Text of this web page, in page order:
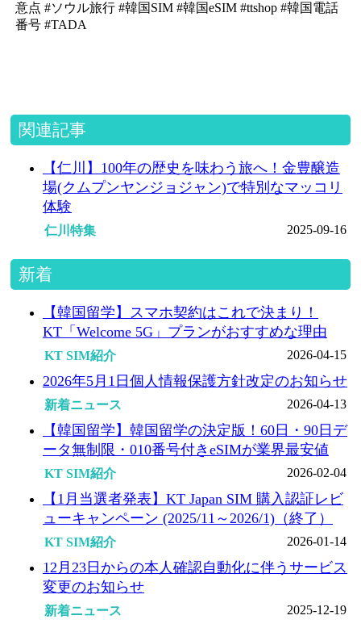
意点 #ソウル旅行 #韓国SIM #韓国eSIM #ttshop #韓国電話
番号 #TADA
関連記事
【仁川】100年の歴史を味わう旅へ！金豊醸造
場(クムプンヤンジョジャン)で特別なマッコリ
体験
仁川特集 2025-09-16
新着
【韓国留学】スマホ契約はこれで決まり！
KT「Welcome 5G」プランがおすすめな理由
KT SIM紹介 2026-04-15
2026年5月1日個人情報保護方針改定のお知らせ
新着ニュース 2026-04-13
【韓国留学】韓国留学の決定版！60日・90日デ
ータ無制限・010番号付きeSIMが業界最安値
KT SIM紹介 2026-02-04
【1月当選者発表】KT Japan SIM 購入認証レビ
ューキャンペーン (2025/11～2026/1)（終了）
KT SIM紹介 2026-01-14
12月23日からの本人確認自動化に伴うサービス
変更のお知らせ
新着ニュース 2025-12-19